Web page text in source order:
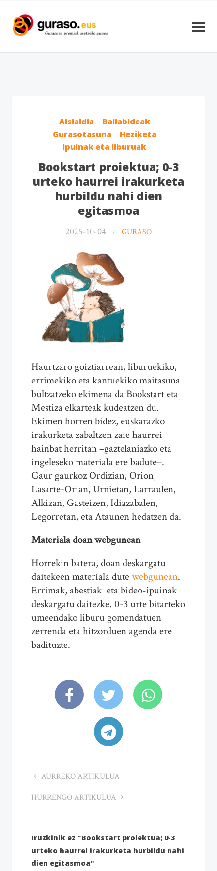
Aisialdia
Baliabideak
Gurasotasuna
Heziketa
Ipuinak eta liburuak
Bookstart proiektua; 0-3
urteko haurrei irakurketa
hurbildu nahi dien
egitasmoa
2025-10-04 GURASO
Haurtzaro goiztiarrean, liburuekiko,
errimekiko eta kantuekiko maitasuna
bultzatzeko ekimena da Bookstart eta
Mestiza elkarteak kudeatzen du.
Ekimen horren bidez, euskarazko
irakurketa zabaltzen zaie haurrei
hainbat herritan –gaztelaniazko eta
ingeleseko materiala ere badute–.
Gaur gaurkoz Ordizian, Orion,
Lasarte-Orian, Urnietan, Larraulen,
Alkizan, Gasteizen, Idiazabalen,
Legorretan, eta Ataunen hedatzen da.
Materiala doan webgunean
Horrekin batera, doan deskargatu
daitekeen materiala dutewebgunean.
Errimak, abestiak eta bideo-ipuinak
deskargatu daitezke. 0-3 urte bitarteko
umeendako liburu gomendatuen
zerrenda eta hitzorduen agenda ere
badituzte.
AURREKO ARTIKULUA
HURRENGO ARTIKULUA
Iruzkinik ez "Bookstart proiektua; 0-3
urteko haurrei irakurketa hurbildu nahi
dien egitasmoa"